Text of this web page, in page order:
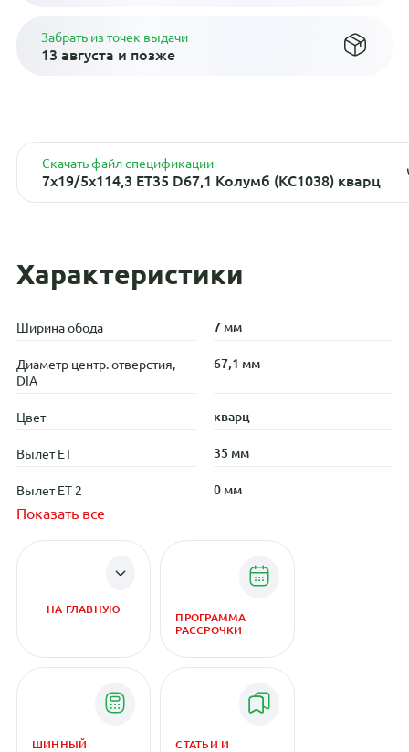
Забрать из точек выдачи
13 августа и позже
Скачать файл спецификации
7x19/5x114,3 ET35 D67,1 Колумб (КС1038) кварц
Характеристики
Ширина обода 7 мм
Диаметр центр. отверстия,
DIA
67,1 мм
Цвет кварц
Вылет ET 35 мм
Вылет ET 2 0 мм
Показать все
НА ГЛАВНУЮ
ПРОГРАММА
РАССРОЧКИ
ШИННЫЙ
СТАТЬИ И